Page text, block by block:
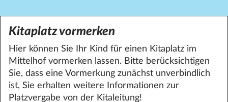
Kitaplatz vormerken
Hier können Sie Ihr Kind für einen Kitaplatz im
Mittelhof vormerken lassen. Bitte berücksichtigen
Sie, dass eine Vormerkung zunächst unverbindlich
ist, Sie erhalten weitere Informationen zur
Platzvergabe von der Kitaleitung!